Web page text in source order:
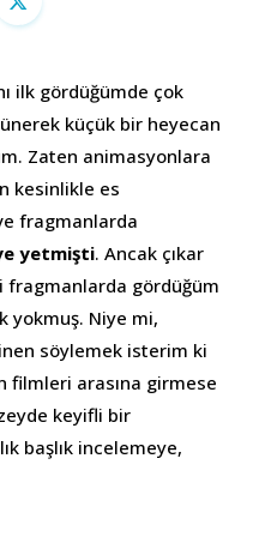
ilk gördüğümde çok
küçük bir heyecan
Zaten animasyonlara
kesinlikle es
fragmanlarda
yetmişti. Ancak çıkar
fragmanlarda gördüğüm
yokmuş. Niye mi,
söylemek isterim ki
filmleri arasına girmese
keyifli bir
başlık incelemeye,